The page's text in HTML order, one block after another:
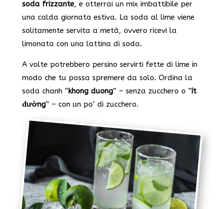
soda frizzante, e otterrai un mix imbattibile per
una calda giornata estiva. La soda al lime viene
solitamente servita a metà, ovvero ricevi la
limonata con una lattina di soda.
A volte potrebbero persino servirti fette di lime in
modo che tu possa spremere da solo. Ordina la
soda chanh “khong duong” – senza zucchero o “ít
đường” – con un po’ di zucchero.